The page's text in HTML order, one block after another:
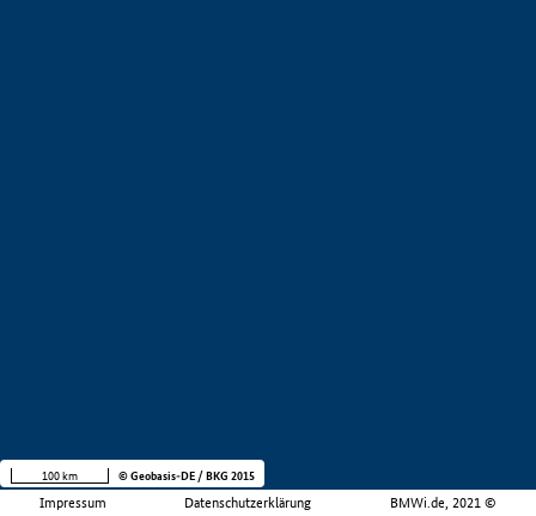
Impressum Datenschutzerklärung BMWi.de, 2021 ©
100 km © Geobasis-DE / BKG 2015